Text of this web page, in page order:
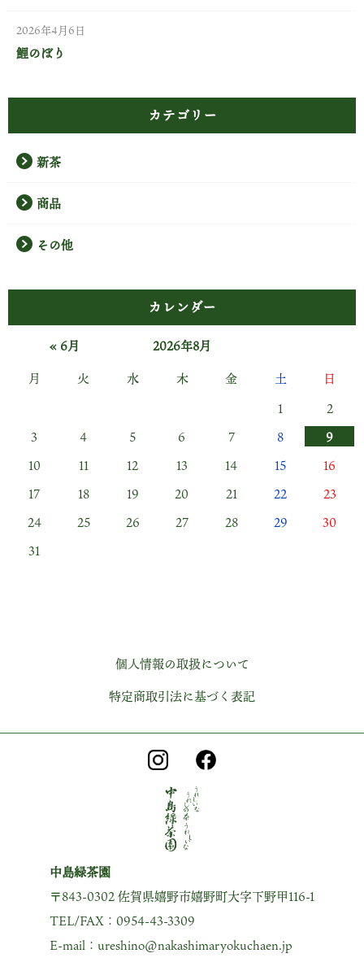
鯉のぼり
2026年4月6日
カテゴリー
新茶
商品
その他
カレンダー
2026年8月
月
火 水 木 金 土
日
1
2
3
4 5 6 7 8
9
10
11 12 13 14 15
16
17
18 19 20 21 22
23
24
25 26 27 28 29
30
31
« 6月
個人情報の取扱について
特定商取引法に基づく表記
中島緑茶園
〒843-0302 佐賀県嬉野市嬉野町大字下野甲116-1
TEL/FAX：0954-43-3309
E-mail：ureshino@nakashimaryokuchaen.jp